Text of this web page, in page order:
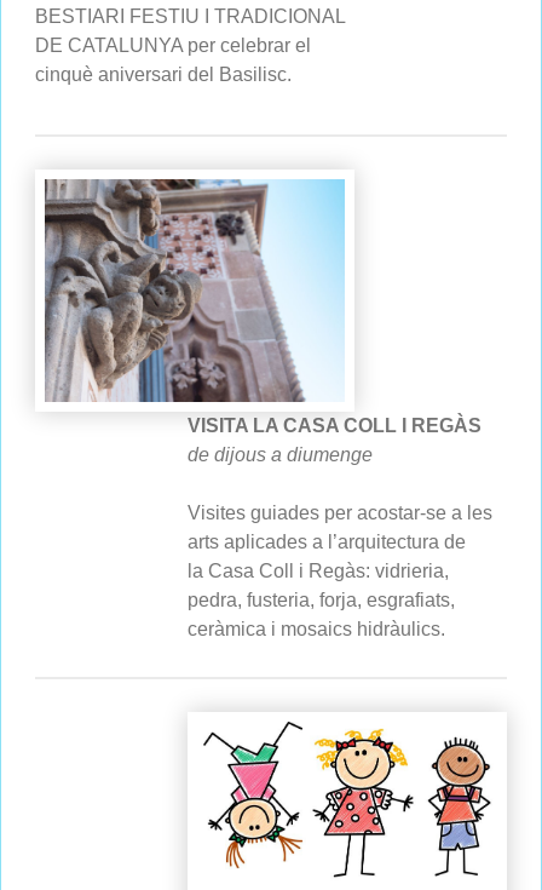
BESTIARI FESTIU I TRADICIONAL
DE CATALUNYA per celebrar el
cinquè aniversari del Basilisc.
VISITA LA CASA COLL I REGÀS
de dijous a diumenge
Visites guiades per acostar-se a les
arts aplicades a l’arquitectura de
la Casa Coll i Regàs: vidrieria,
pedra, fusteria, forja, esgrafiats,
ceràmica i mosaics hidràulics.